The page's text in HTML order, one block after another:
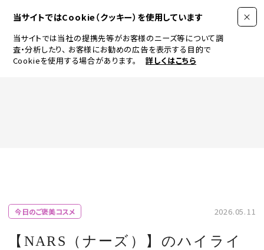
当サイトではCookie（クッキー）を使用しています
当サイトでは当社の提携先等がお客様のニーズ等について調
査・分析したり、 お客様にお勧めの広告を表示する目的で
Cookieを使用する場合があります。
詳しくはこちら
JEWELRY & WATCH
LIFESTYLE
今日のご褒美コスメ 2026.05.11
【NARS（ナーズ）】のハイライ